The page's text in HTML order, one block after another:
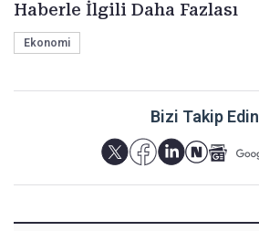
Haberle İlgili Daha Fazlası
Ekonomi
Bizi Takip Edin